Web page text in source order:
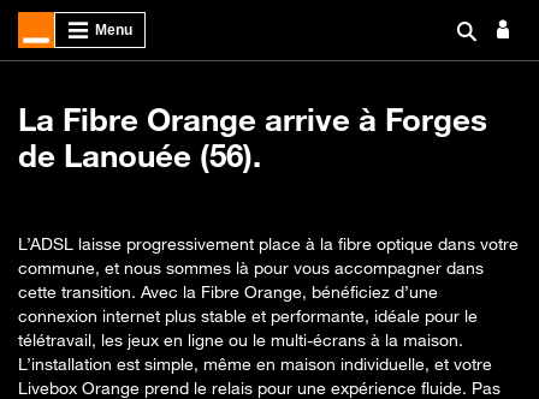
La Fibre Orange arrive à Forges
de Lanouée (56).
L’ADSL laisse progressivement place à la fibre optique dans votre
commune, et nous sommes là pour vous accompagner dans
cette transition. Avec la Fibre Orange, bénéficiez d’une
connexion internet plus stable et performante, idéale pour le
télétravail, les jeux en ligne ou le multi-écrans à la maison.
L’installation est simple, même en maison individuelle, et votre
Livebox Orange prend le relais pour une expérience fluide. Pas